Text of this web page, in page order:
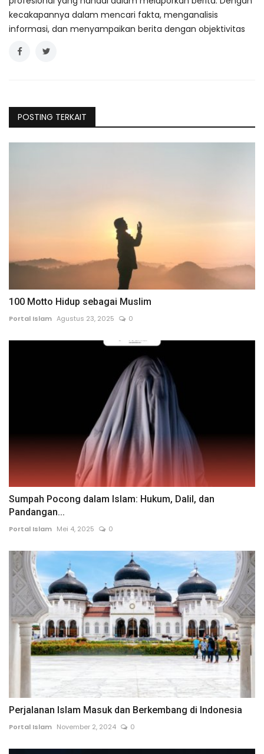
kecakapannya dalam mencari fakta, menganalisis
informasi, dan menyampaikan berita dengan objektivitas
POSTING TERKAIT
100 Motto Hidup sebagai Muslim
Portal Islam Agustus 23, 2025 0
Sumpah Pocong dalam Islam: Hukum, Dalil, dan
Pandangan...
Portal Islam Mei 4, 2025 0
Perjalanan Islam Masuk dan Berkembang di Indonesia
Portal Islam November 2, 2024 0